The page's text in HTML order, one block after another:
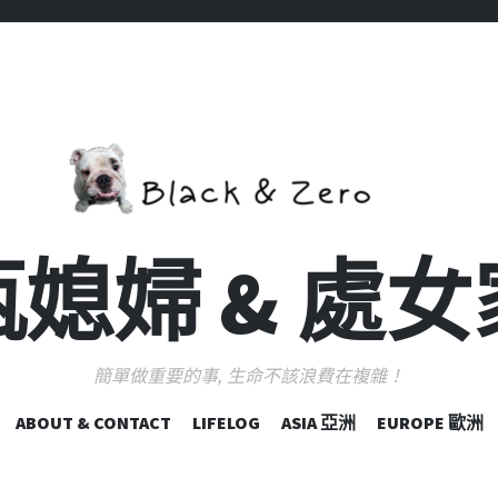
婦 & 處
簡單做重要的事, 生命不該浪費在複雜！
跳
ABOUT & CONTACT LIFELOG ASIA 亞洲 EUROPE 歐洲